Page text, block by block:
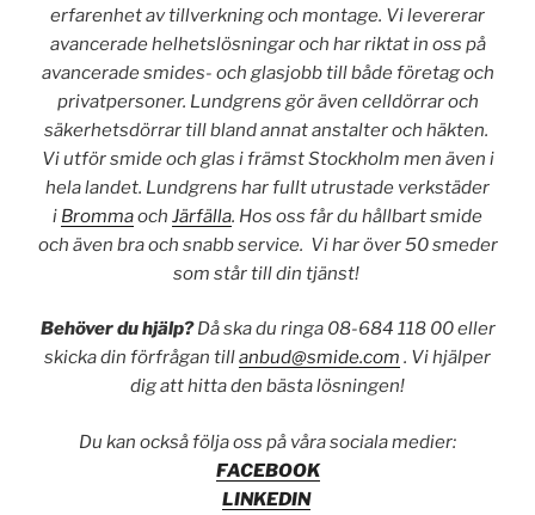
erfarenhet av tillverkning och montage. Vi levererar
avancerade helhetslösningar och har riktat in oss på
avancerade smides- och glasjobb till både företag och
privatpersoner. Lundgrens gör även celldörrar och
säkerhetsdörrar till bland annat anstalter och häkten.
Vi utför smide och glas i främst Stockholm men även i
hela landet. Lundgrens har fullt utrustade verkstäder
i Brommaoch Järfälla. Hos oss får du hållbart smide
och även bra och snabb service. Vi har över 50 smeder
som står till din tjänst!
Behöver du hjälp?Då ska du ringa 08-684 118 00 eller
skicka din förfrågan tillanbud@smide.com . Vi hjälper
dig att hitta den bästa lösningen!
Du kan också följa oss på våra sociala medier:
FACEBOOK
LINKEDIN